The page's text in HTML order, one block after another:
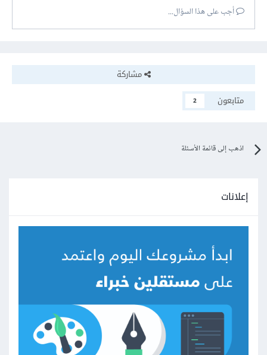
أجب على هذا السؤال...
مشاركة
متابعون
2
اذهب إلى قائمة الأسئلة
إعلانات